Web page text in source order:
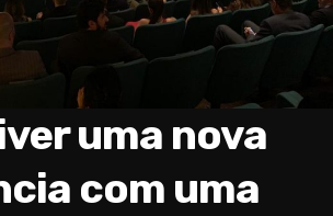
uma nova
com uma